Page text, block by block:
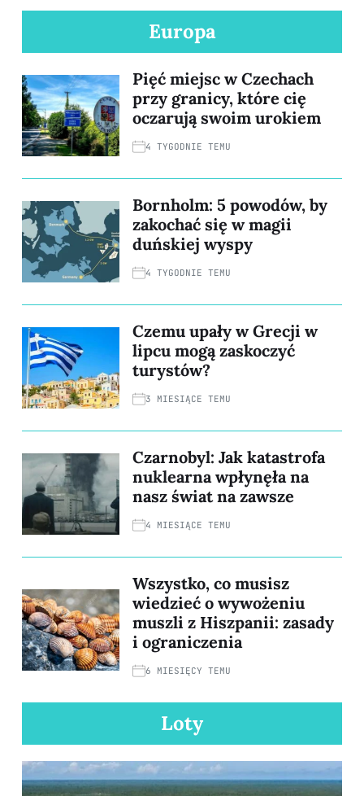
Europa
Pięć miejsc w Czechach
przy granicy, które cię
oczarują swoim urokiem
4 TYGODNIE TEMU
Bornholm: 5 powodów, by
zakochać się w magii
duńskiej wyspy
4 TYGODNIE TEMU
Czemu upały w Grecji w
lipcu mogą zaskoczyć
turystów?
3 MIESIĄCE TEMU
Czarnobyl: Jak katastrofa
nuklearna wpłynęła na
nasz świat na zawsze
4 MIESIĄCE TEMU
Wszystko, co musisz
wiedzieć o wywożeniu
muszli z Hiszpanii: zasady
i ograniczenia
6 MIESIĘCY TEMU
Loty